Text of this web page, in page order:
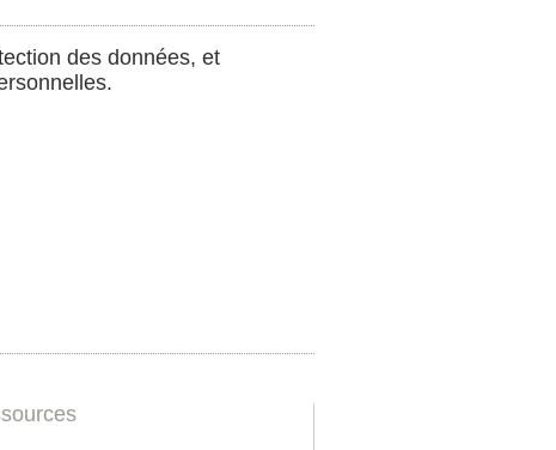
des données, et